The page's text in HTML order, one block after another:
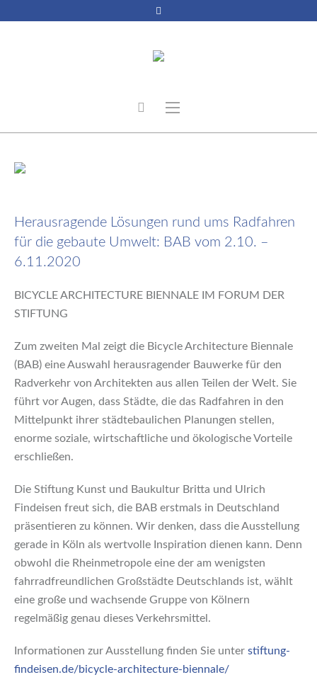
9. September 2020
Herausragende Lösungen rund ums Radfahren
für die gebaute Umwelt: BAB vom 2.10. –
6.11.2020
BICYCLE ARCHITECTURE BIENNALE IM FORUM DER
STIFTUNG
Zum zweiten Mal zeigt die Bicycle Architecture Biennale
(BAB) eine ­Auswahl herausragender Bauwerke für den
Radverkehr von Architekten aus allen Teilen der Welt. Sie
führt vor ­Augen, dass Städte, die das Radfahren in den
Mittelpunkt ­ihrer städtebaulichen ­Planungen stellen,
enorme soziale, ­wirtschaftliche und öko­logische Vor­teile
erschließen.
Die Stiftung Kunst und Baukultur Britta und ­Ulrich
Findeisen freut sich, die BAB erstmals in Deutschland
präsentieren zu können. Wir denken, dass die Ausstellung
gerade in Köln als wertvolle Inspiration dienen kann. Denn
obwohl die Rheinmetropole eine der am wenigsten
fahrradfreundlichen Großstädte Deutschlands ist, wählt
eine große und wachsende ­Gruppe von Kölnern
regelmäßig genau dieses Verkehrsmittel.
Informationen zur Ausstellung finden Sie unter stiftung-
findeisen.de/bicycle-architecture-biennale/​​​​​​​